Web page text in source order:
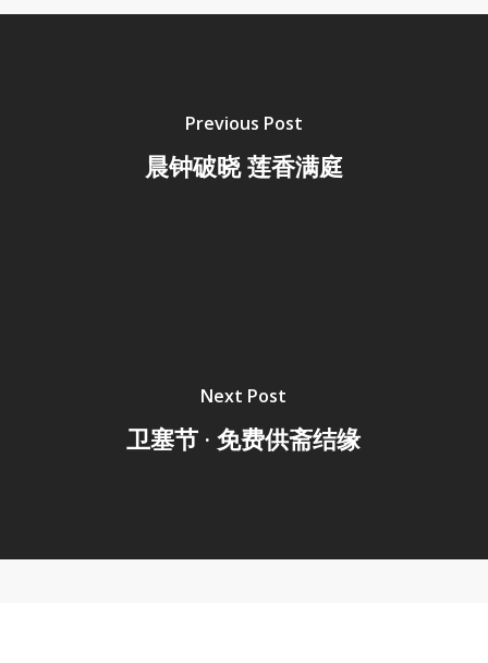
Previous Post
晨钟破晓 莲香满庭
Next Post
卫塞节 · 免费供斋结缘